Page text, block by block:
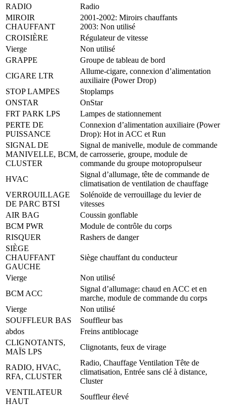
RADIO
Radio
MIROIR
CHAUFFANT
2001-2002: Miroirs chauffants
2003: Non utilisé
CROISIÈRE
Régulateur de vitesse
Vierge
Non utilisé
GRAPPE
Groupe de tableau de bord
CIGARE LTR
Allume-cigare, connexion d’alimentation
auxiliaire (Power Drop)
STOP LAMPES
Stoplamps
ONSTAR
OnStar
FRT PARK LPS
Lampes de stationnement
PERTE DE
PUISSANCE
Connexion d’alimentation auxiliaire (Power
Drop): Hot in ACC et Run
SIGNAL DE
MANIVELLE, BCM,
CLUSTER
Signal de manivelle, module de commande
de carrosserie, groupe, module de
commande du groupe motopropulseur
HVAC
Signal d’allumage, tête de commande de
climatisation de ventilation de chauffage
VERROUILLAGE
DE PARC BTSI
Solénoïde de verrouillage du levier de
vitesses
AIR BAG
Coussin gonflable
BCM PWR
Module de contrôle du corps
RISQUER
Rashers de danger
SIÈGE
CHAUFFANT
GAUCHE
Siège chauffant du conducteur
Vierge
Non utilisé
BCM ACC
Signal d’allumage: chaud en ACC et en
marche, module de commande du corps
Vierge
Non utilisé
SOUFFLEUR BAS
Souffleur bas
abdos
Freins antiblocage
CLIGNOTANTS,
MAÏS LPS
Clignotants, feux de virage
RADIO, HVAC,
RFA, CLUSTER
Radio, Chauffage Ventilation Tête de
climatisation, Entrée sans clé à distance,
Cluster
VENTILATEUR
HAUT
Souffleur élevé